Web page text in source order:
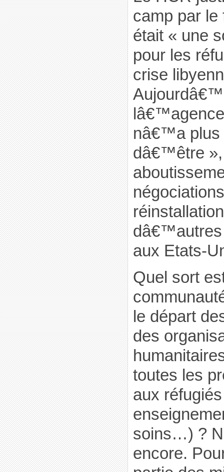
camp par le
était « une
pour les
crise
nâ€™a plus
dâ€™être »,
dâ€™autres
aux Etats-
Quel sort
le départ
des
toutes les
aux
soins…) ?
encore.